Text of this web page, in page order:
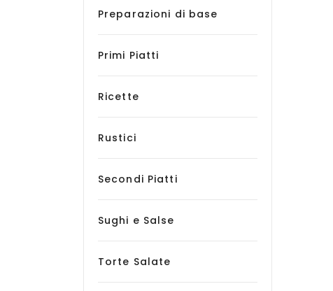
Preparazioni di base
Primi Piatti
Ricette
Rustici
Secondi Piatti
Sughi e Salse
Torte Salate